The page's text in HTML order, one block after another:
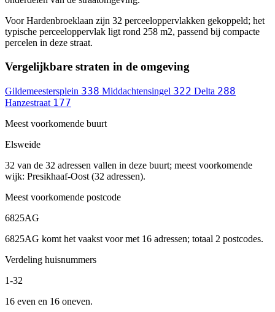
Voor Hardenbroeklaan zijn 32 perceeloppervlakken gekoppeld; het
typische perceeloppervlak ligt rond 258 m2, passend bij compacte
percelen in deze straat.
Vergelijkbare straten in de omgeving
Gildemeestersplein 338 Middachtensingel 322 Delta 288
Hanzestraat 177
Meest voorkomende buurt
Elsweide
32 van de 32 adressen vallen in deze buurt; meest voorkomende
wijk: Presikhaaf-Oost (32 adressen).
Meest voorkomende postcode
6825AG
6825AG komt het vaakst voor met 16 adressen; totaal 2 postcodes.
Verdeling huisnummers
1-32
16 even en 16 oneven.